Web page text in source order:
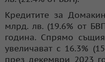
Кредитите за
млрд. лв. (19.6% от
година. Спрямо
увеличават с 16.3%
през декември 2023